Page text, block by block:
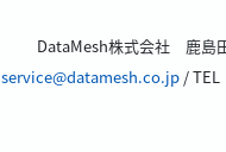
DataMesh株式会社 鹿島
service@datamesh.co.jp / TEL